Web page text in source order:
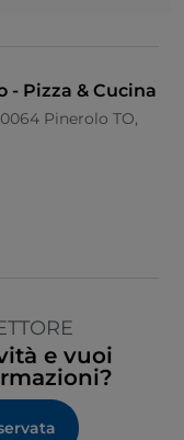
- Pizza & Cucina
Pinerolo TO,
e vuoi